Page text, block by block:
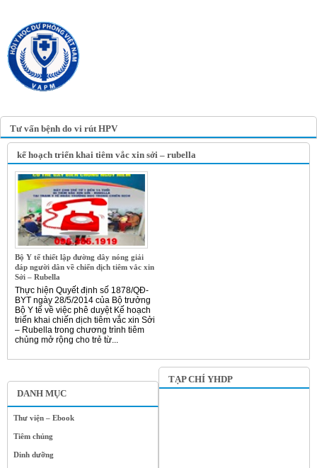
Tư vấn bệnh do vi rút HPV
DANH MỤC
Thư viện – Ebook
Tiêm chủng
Dinh dưỡng
kế hoạch triển khai tiêm vắc xin sởi – rubella
Bộ Y tế thiết lập đường dây nóng giải
đáp người dân về chiến dịch tiêm vắc xin
Sởi – Rubella
Thực hiện Quyết định số 1878/QĐ-
BYT ngày 28/5/2014 của Bộ trưởng
Bộ Y tế về việc phê duyệt Kế hoạch
triển khai chiến dịch tiêm vắc xin Sởi
– Rubella trong chương trình tiêm
chủng mở rộng cho trẻ từ...
TẠP CHÍ YHDP